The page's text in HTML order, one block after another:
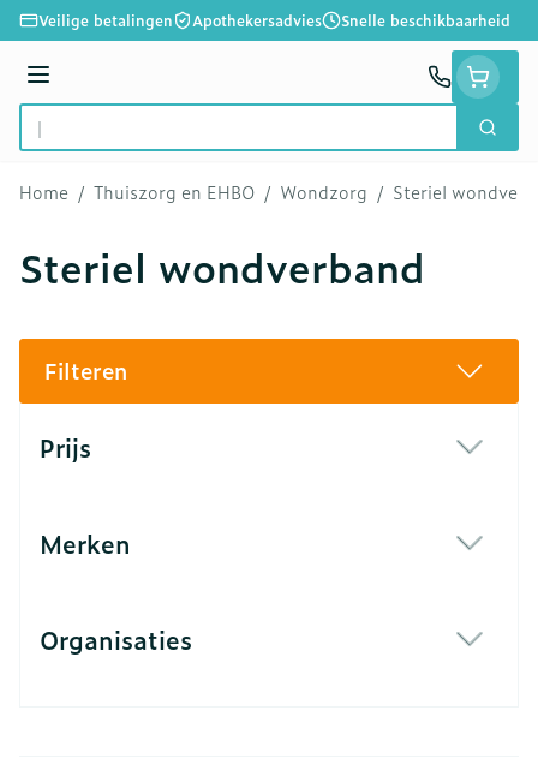
Ga naar de inhoud
Veilige betalingen Apothekersadvies Snelle beschikbaarheid
Menu
Product, merk, categorie...
Zoek
Home / Thuiszorg en EHBO / Wondzorg / Steriel
Steriel wondverband
Filteren
Prijs
Merken
Organisaties